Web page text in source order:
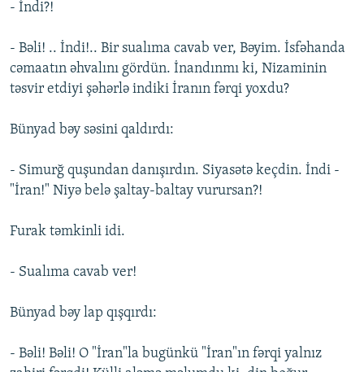
- İndi?!
- Bəli! .. İndi!.. Bir sualıma cavab ver, Bəyim. İsfəhanda
cəmaatın əhvalını gördün. İnandınmı ki, Nizaminin
təsvir etdiyi şəhərlə indiki İranın fərqi yoxdu?
Bünyad bəy səsini qaldırdı:
- Simurğ quşundan danışırdın. Siyasətə keçdin. İndi -
"İran!" Niyə belə şaltay-baltay vurursan?!
Furak təmkinli idi.
- Sualıma cavab ver!
Bünyad bəy lap qışqırdı:
- Bəli! Bəli! O "İran"la bugünkü "İran"ın fərqi yalnız